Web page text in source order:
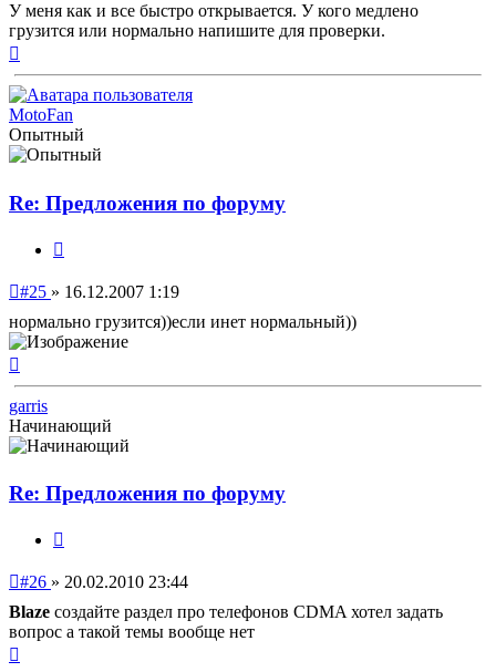
У меня как и все быстро открывается. У кого медлено
грузится или нормально напишите для проверки.
началу
MotoFan
Опытный
Re: Предложения по форуму
Непрочитанное
#25 » 16.12.2007 1:19
нормально грузится))если инет нормальный))
началу
garris
Начинающий
Re: Предложения по форуму
Непрочитанное
#26 » 20.02.2010 23:44
Blaze создайте раздел про телефонов CDMA хотел задать
вопрос а такой темы вообще нет